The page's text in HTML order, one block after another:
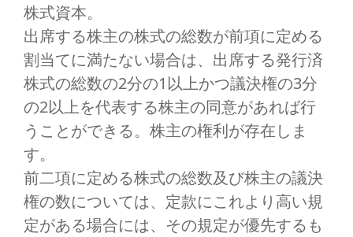
株式資本。
出席する株主の株式の総数が前項に定める
割当てに満たない場合は、出席する発行済
株式の総数の2分の1以上かつ議決権の3分
の2以上を代表する株主の同意があれば行
うことができる。株主の権利が存在しま
す。
前二項に定める株式の総数及び株主の議決
権の数については、定款にこれより高い規
定がある場合には、その規定が優先するも